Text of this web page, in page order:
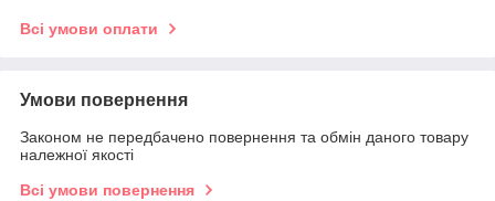
Всі умови оплати
Умови повернення
Законом не передбачено повернення та обмін даного товару
належної якості
Всі умови повернення